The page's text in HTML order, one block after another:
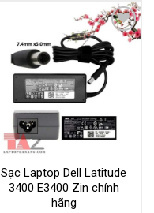
Add to
Wishlist
Sạc Laptop Dell Latitude
3400 E3400 Zin chính
hãng